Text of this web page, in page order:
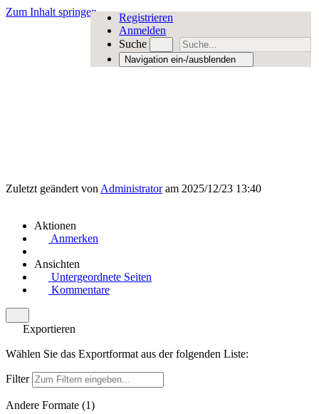
Zum Inhalt springen
Registrieren
Anmelden
Suche
Navigation ein-/ausblenden
Zuletzt geändert von Administratoram 2025/12/23 13:40
Aktionen
Anmerken
Ansichten
Untergeordnete Seiten
Kommentare
Exportieren
Wählen Sie das Exportformat aus der folgenden Liste:
Filter
Andere Formate (1)